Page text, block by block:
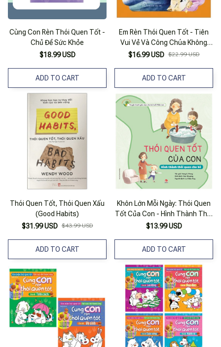
Cùng Con Rèn Thói Quen Tốt -
Chủ Đề Sức Khỏe
$18.99 USD
ADD TO CART
Em Rèn Thói Quen Tốt - Tiên
Vui Vẻ Và Công Chúa Không
Chịu Đi Ngủ Sớm
$16.99 USD $22.99 USD
ADD TO CART
Thói Quen Tốt, Thói Quen Xấu
(Good Habits)
$31.99 USD $43.99 USD
ADD TO CART
Khôn Lớn Mỗi Ngày: Thói Quen
Tốt Của Con - Hình Thành Thói
Quen Cho Bé
$13.99 USD
ADD TO CART